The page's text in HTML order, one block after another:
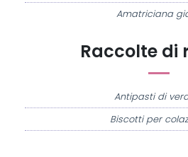
Raccolte di
Antipasti di
Biscotti per
Amatriciana